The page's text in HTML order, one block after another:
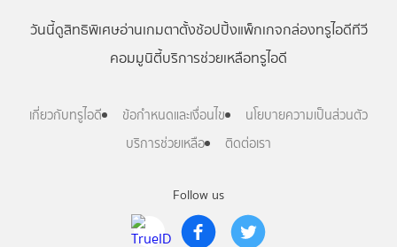
Follow us
วันนี้ดูสิทธิพิเศษอ่านเกมตาตั้งช้อปปิ้งแพ็กเกจกล่องทรูไอดีทีวี
คอมมูนิตี้บริการช่วยเหลือทรูไอดี
เกี่ยวกับทรูไอดี ข้อกำหนดและเงื่อนไข
นโยบายความเป็นส่วนตัว
บริการช่วยเหลือ
ติดต่อเรา